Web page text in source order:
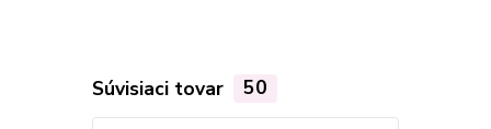
Súvisiaci tovar 50